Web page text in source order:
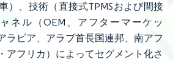
）、技術（直接式TPMSおよび間接
ネル（OEM、アフターマーケッ
ラビア、アラブ首長国連邦、南アフ
アフリカ）によってセグメント化さ